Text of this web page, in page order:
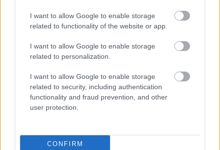
I want to allow Google to enable storage
related to functionality of the website or app.
I want to allow Google to enable storage
related to personalization.
I want to allow Google to enable storage
related to security, including authentication
functionality and fraud prevention, and other
user protection.
CONFIRM
Μια άλλη πολύ καλή πρόταση είναι το Cédrat(81,
άνοιξε το 2018 στη Μασσαλία, έχει όμως καταφέρει
Δοκιμάστε σκουμπρί καπνιστό κάτω από τις συκιές
και τις λεμονιές στον κήπο που είναι “κρυμμένος”